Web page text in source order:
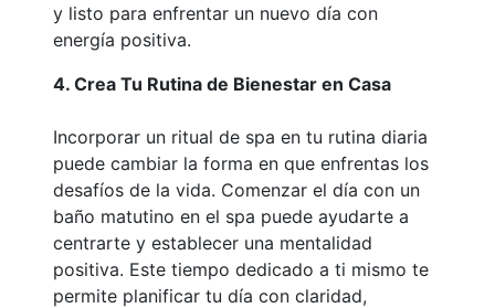
y listo para enfrentar un nuevo día con
energía positiva.
4. Crea Tu Rutina de Bienestar en Casa
Incorporar un ritual de spa en tu rutina diaria
puede cambiar la forma en que enfrentas los
desafíos de la vida. Comenzar el día con un
baño matutino en el spa puede ayudarte a
centrarte y establecer una mentalidad
positiva. Este tiempo dedicado a ti mismo te
permite planificar tu día con claridad,